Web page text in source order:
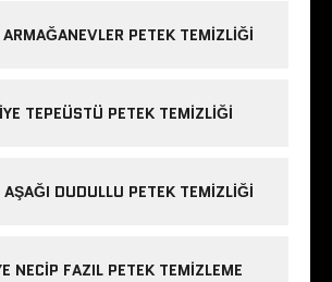
PETEK TEMIZLIĞI
TEPEÜSTÜ PETEK TEMIZLIĞI
AŞAĞI DUDULLU PETEK TEMIZLIĞI
NECIP FAZIL PETEK TEMIZLEME